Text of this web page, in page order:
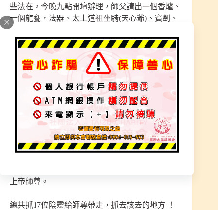
些法在。今晚九點開壇辦理，師父請出一個香爐、
一個龍甕，法器、太上道祖坐騎(天心爺)、寶劍、
法繩，師父站著等待天尊–神的降臨。神明到來開
法時師父就到本宮樓上，請下雷聲普化大天尊(雷
神鞭)與道德天尊(道祖奏版)下樓辦理法事。天法稟
奏後，上天神來辦理法事，師父拿起『雷神鞭』直
接收掉。
組織裡的陰神、師父收除抓在手中，放入龍甕中、
符壓著用紅布包起來畫上符、封鎖著，師父在拿起
『雷神鞭』另一位陰神、收除抓在手中，放入香爐
內符壓著、用紅布包起來畫上符封鎖著。二位陰神
是有法力滿厲害的、帶領兵將要來跟道祖師尊戰輸
上帝師尊。
總共抓17位陰靈給師尊帶走，抓去該去的地方 ！